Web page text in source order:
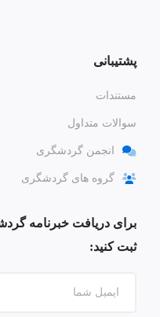
پشتیبانی
مستندات
سوالات متداول
انجمن گردشگری
گروه های گردشگری
برای دریافت خبرنامه
ثبت کنید: